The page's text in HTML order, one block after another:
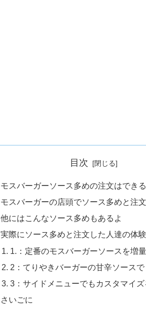
目次
モスバーガーソース多めの注文はでき
モスバーガーの店頭でソース多めと注
他にはこんなソース多めもあるよ
実際にソース多めと注文した人達の体
1.：定番のモスバーガーソースを増
2：てりやきバーガーの甘辛ソース
3：サイドメニューでもカスタマイ
さいごに